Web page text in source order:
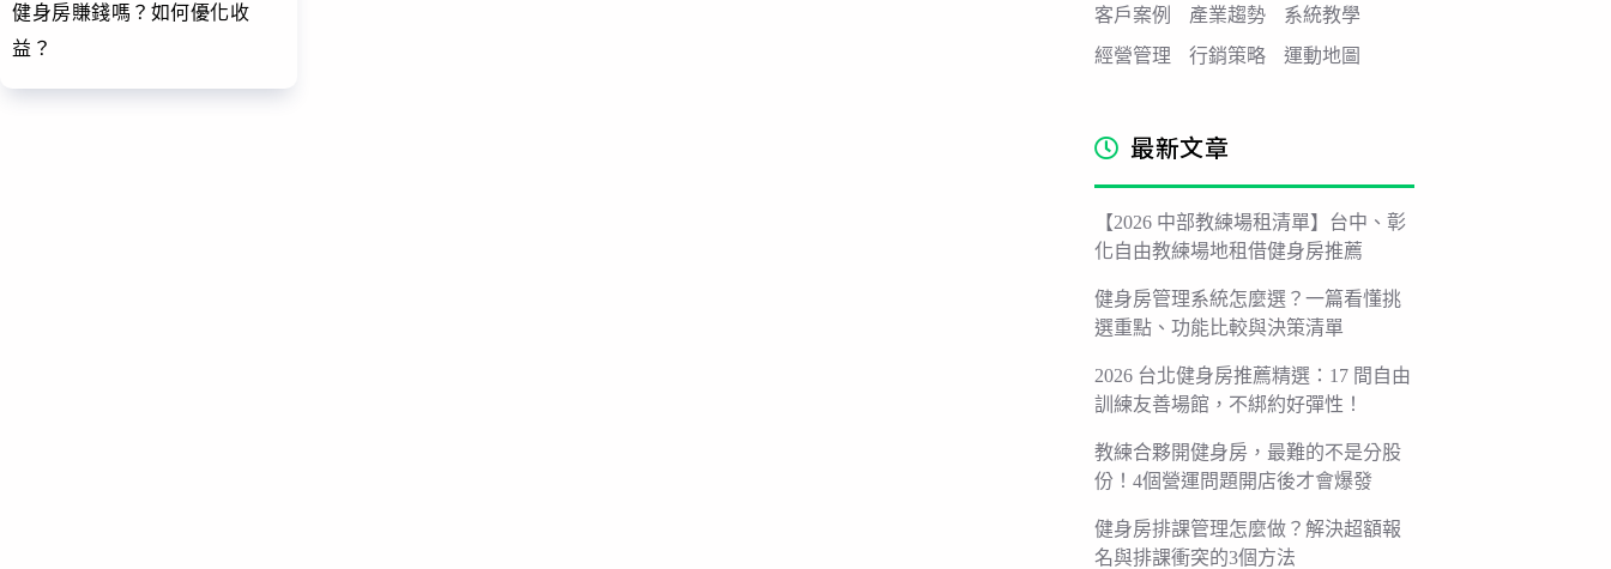
健身房賺錢嗎？如何優化收
益？
客戶案例
產業趨勢
系統教學
經營管理
行銷策略 運動地圖
最新文章
【2026 中部教練場租清單】台中、彰
化自由教練場地租借健身房推薦
健身房管理系統怎麼選？一篇看懂挑
選重點、功能比較與決策清單
2026 台北健身房推薦精選：17 間自由
訓練友善場館，不綁約好彈性！
教練合夥開健身房，最難的不是分股
份！4個營運問題開店後才會爆發
健身房排課管理怎麼做？解決超額報
名與排課衝突的3個方法